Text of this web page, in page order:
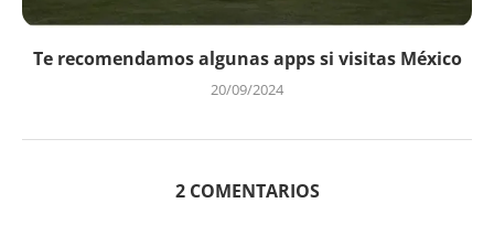
Te recomendamos algunas apps si visitas México
20/09/2024
2 COMENTARIOS